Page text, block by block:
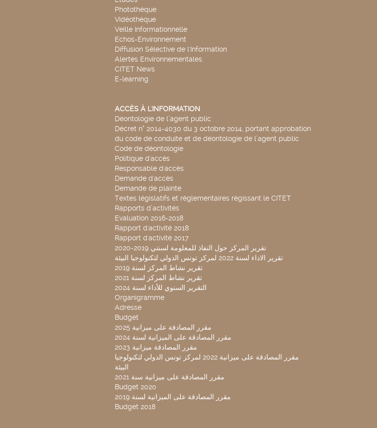
Photothèque
Vidéothèque
Veille Informationnelle
Echos-Environnement
Diffusion Sélective de l'Information
Alertes Environnementales
CITET News
E-learning
ACCÈS À L'INFORMATION
Déontologie de l’agent public
Décret n° 2014-4030 du 3 octobre 2014, portant approbation
du code de conduite et de déontologie de l’agent public
Code de déontologie
Politique d'accès
Responsable d'accès
Demande d'accès
Demande de plainte
Textes législatifs et réglementaires régissant le CITET
Rapports d’activités
Evaluation 2016-2018
Rapport d'activité 2018
Rapport d'activité 2017
تقرير المركز حول النفاذ للمعلومة لسنتي 2019-2020
تقرير الاداء لسنة 2022 لمركز تونس الدولي لتكنولوجيا البيئة
تقرير نشاط المركز لسنة 2019
تقرير نشاط المركز لسنة 2021
التقرير السنوي للأداء لسنة 2024
Organigramme
Adresse
Budget
2025 مقرر المصادقة على ميزانية
مقرر المصادقة على الميزانية لسنة 2024
مقرر المصادقة ميزانية 2023
مقرر المصادقة على ميزانية 2022 لمركز تونس الدولي لتكنولوجيا
البيئة
مقرر المصادقة على ميزانية سنة 2021
Budget 2020
مقرر المصادقة على الميزانية لسنة 2019
Budget 2018